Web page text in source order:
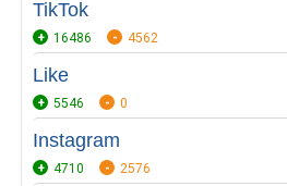
TikTok
16486 4562
Like
5546 0
Instagram
4710 2576